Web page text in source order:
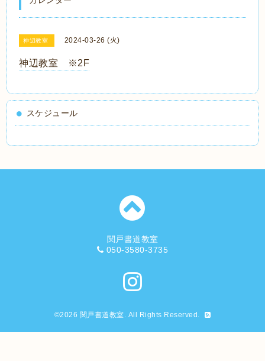
神辺教室 2024-03-26 (火)
神辺教室 ※2F
スケジュール
関戸書道教室
050-3580-3735
©2026 関戸書道教室. All Rights Reserved.